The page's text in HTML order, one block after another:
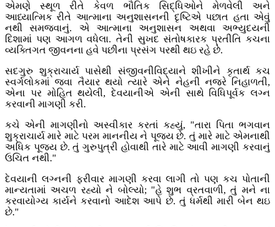
એમણે સ્થૂળ રીતે કેવળ ભૌતિક સિદ્ધિઓને મેળવેલી અને
આધ્યાત્મિક રીતે આત્માના અનુશાસનની દૃષ્ટિએ પછાત હતા એવું
નથી સમજવાનું. એ આત્માના અનુશાસન અથવા અભ્યુદયની
દિશામાં પણ આગળ વધેલા. તેની સુખદ સંતોષકારક પ્રતીતિ કચના
વ્યક્તિગત જીવનના હવે પછીના પ્રસંગ પરથી થઇ રહે છે.
સદગુરુ શુક્રાચાર્ય પાસેથી સંજીવનીવિદ્યાને શીખીને કૃતાર્થ કચ
સ્વર્ગલોકમાં જવા તૈયાર થયો ત્યારે એને નેહની નજરે નિહાળતી,
એના પર મોહિત થયેલી, દેવયાનીએ એની સાથે વિધિપૂર્વક લગ્ન
કરવાની માગણી કરી.
કચે એની માગણીનો અસ્વીકાર કરતાં કહ્યું, "તારા પિતા ભગવાન
શુક્રાચાર્ય મારે માટે પરમ માનનીય ને પૂજ્ય છે. તું મારે માટે એમનાથી
અધિક પૂજ્ય છે. તું ગુરુપુત્રી હોવાથી તારે માટે આવી માગણી કરવાનું
ઉચિત નથી."
દેવયાની લગ્નની ફરીવાર માગણી કરવા લાગી તો પણ કચ પોતાની
માન્યતામાં અચળ રહ્યો ને બોલ્યો; "હે શુભ વ્રતવાળી, તું મને ના
કરવાયોગ્ય કાર્યને કરવાનો આદેશ આપે છે. તું ધર્મથી મારી બેન થઇ
છે."